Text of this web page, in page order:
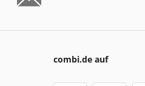
combi.de auf